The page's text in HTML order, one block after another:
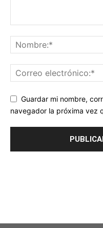
Guardar mi nombre,
navegador la próxima vez